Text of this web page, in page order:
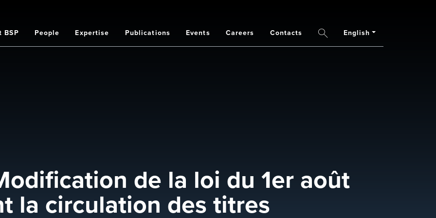
BSP People Expertise Publications Events Careers Contacts SearchEnglish
de la loi du 1er août
la circulation des titres